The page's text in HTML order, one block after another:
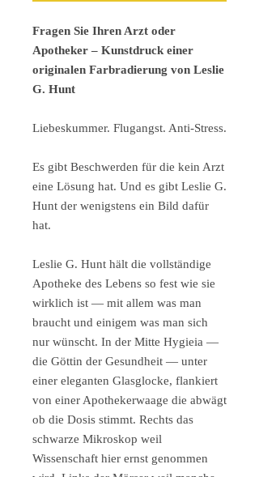
Fragen Sie Ihren Arzt oder
Apotheker – Kunstdruck einer
originalen Farbradierung von Leslie
G. Hunt
Liebeskummer. Flugangst. Anti-Stress.
Es gibt Beschwerden für die kein Arzt
eine Lösung hat. Und es gibt Leslie G.
Hunt der wenigstens ein Bild dafür
hat.
Leslie G. Hunt hält die vollständige
Apotheke des Lebens so fest wie sie
wirklich ist — mit allem was man
braucht und einigem was man sich
nur wünscht. In der Mitte Hygieia —
die Göttin der Gesundheit — unter
einer eleganten Glasglocke, flankiert
von einer Apothekerwaage die abwägt
ob die Dosis stimmt. Rechts das
schwarze Mikroskop weil
Wissenschaft hier ernst genommen